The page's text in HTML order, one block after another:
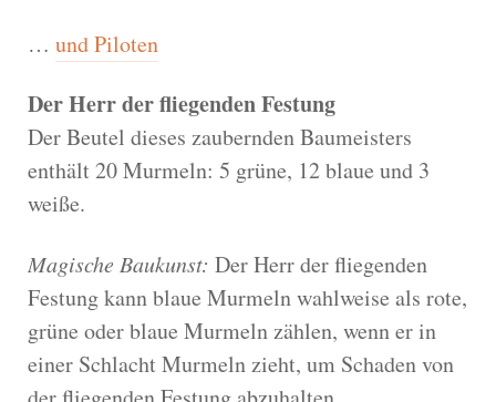
… und Piloten
Der Herr der fliegenden Festung
Der Beutel dieses zaubernden Baumeisters
enthält 20 Murmeln: 5 grüne, 12 blaue und 3
weiße.
Magische Baukunst: Der Herr der fliegenden
Festung kann blaue Murmeln wahlweise als rote,
grüne oder blaue Murmeln zählen, wenn er in
einer Schlacht Murmeln zieht, um Schaden von